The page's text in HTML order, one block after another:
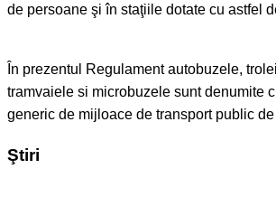
de persoane şi în staţiile dotate cu astfel
În prezentul Regulament autobuzele,
tramvaiele si microbuzele sunt denumite
generic de mijloace de transport public
Ştiri